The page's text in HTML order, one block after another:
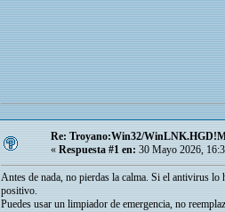
Re: Troyano:Win32/
« Respuesta #1 en: 30 Mayo 2026,
Antes de nada, no pierdas la calma. Si el antivirus lo
positivo.
Puedes usar un limpiador de emergencia, no